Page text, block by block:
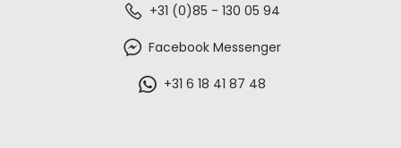
+31 (0)85 - 130 05 94
Facebook Messenger
+31 6 18 41 87 48